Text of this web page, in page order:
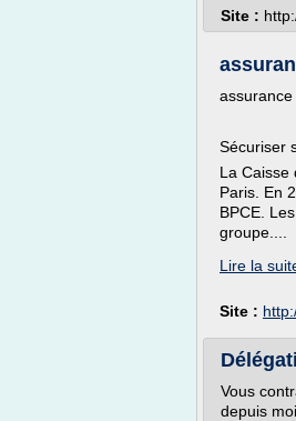
Site :
Sécuriser
La Caisse
Paris. En
BPCE.
groupe....
Lire la
Site :
Vous
depuis